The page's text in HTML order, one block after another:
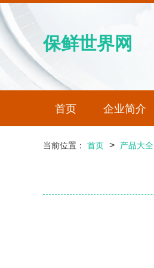
保鲜世界网
首页 企业简介
当前位置： 首页 > 产品大全